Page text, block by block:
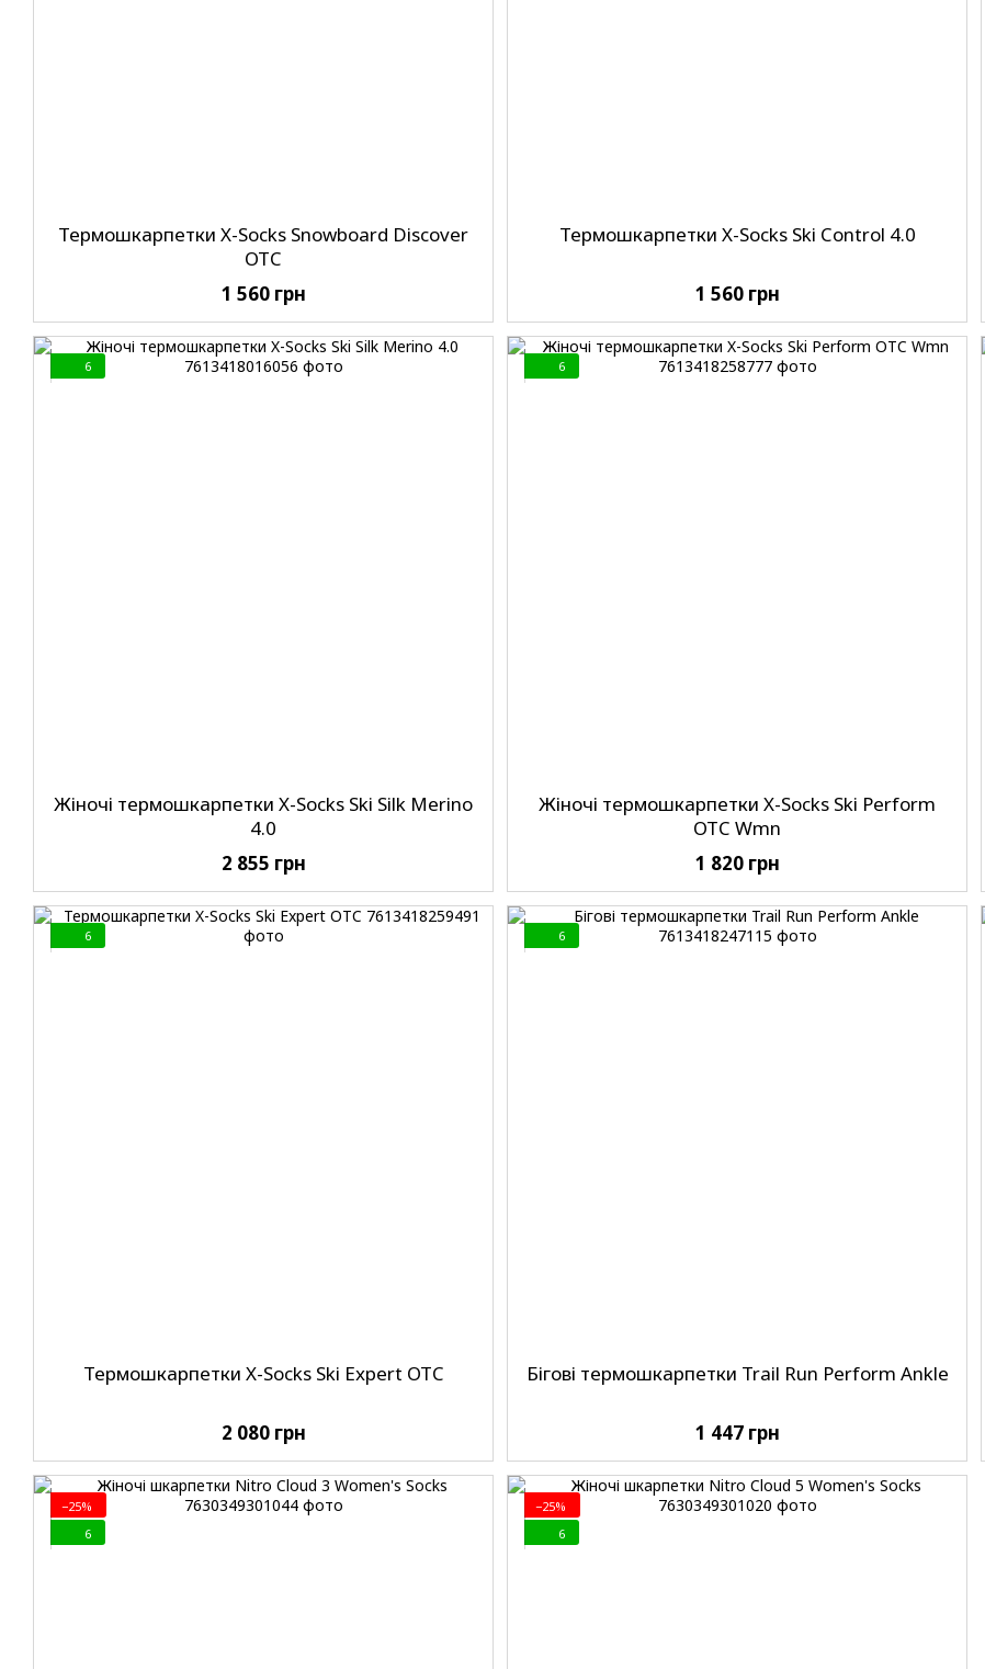
Термошкарпетки X-Socks Snowboard Discover
OTC
1 560 грн
Термошкарпетки X-Socks Ski Control 4.0
1 560 грн
6
Жіночі термошкарпетки X-Socks Ski Silk Merino
4.0
2 855 грн
6
Жіночі термошкарпетки X-Socks Ski Perform
OTC Wmn
1 820 грн
6
Термошкарпетки X-Socks Ski Expert OTC
2 080 грн
6
Бігові термошкарпетки Trail Run Perform Ankle
1 447 грн
−25%
6
−25%
6